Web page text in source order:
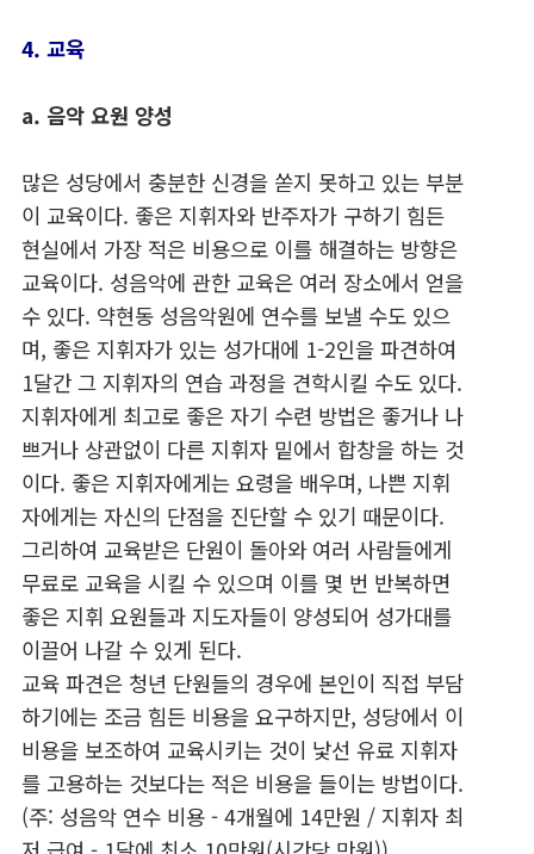
4. 교육
a. 음악 요원 양성
많은 성당에서 충분한 신경을 쏟지 못하고 있는 부분
이 교육이다. 좋은 지휘자와 반주자가 구하기 힘든
현실에서 가장 적은 비용으로 이를 해결하는 방향은
교육이다. 성음악에 관한 교육은 여러 장소에서 얻을
수 있다. 약현동 성음악원에 연수를 보낼 수도 있으
며, 좋은 지휘자가 있는 성가대에 1-2인을 파견하여
1달간 그 지휘자의 연습 과정을 견학시킬 수도 있다.
지휘자에게 최고로 좋은 자기 수련 방법은 좋거나 나
쁘거나 상관없이 다른 지휘자 밑에서 합창을 하는 것
이다. 좋은 지휘자에게는 요령을 배우며, 나쁜 지휘
자에게는 자신의 단점을 진단할 수 있기 때문이다.
그리하여 교육받은 단원이 돌아와 여러 사람들에게
무료로 교육을 시킬 수 있으며 이를 몇 번 반복하면
좋은 지휘 요원들과 지도자들이 양성되어 성가대를
이끌어 나갈 수 있게 된다.
교육 파견은 청년 단원들의 경우에 본인이 직접 부담
하기에는 조금 힘든 비용을 요구하지만, 성당에서 이
비용을 보조하여 교육시키는 것이 낯선 유료 지휘자
를 고용하는 것보다는 적은 비용을 들이는 방법이다.
(주: 성음악 연수 비용 - 4개월에 14만원 / 지휘자 최